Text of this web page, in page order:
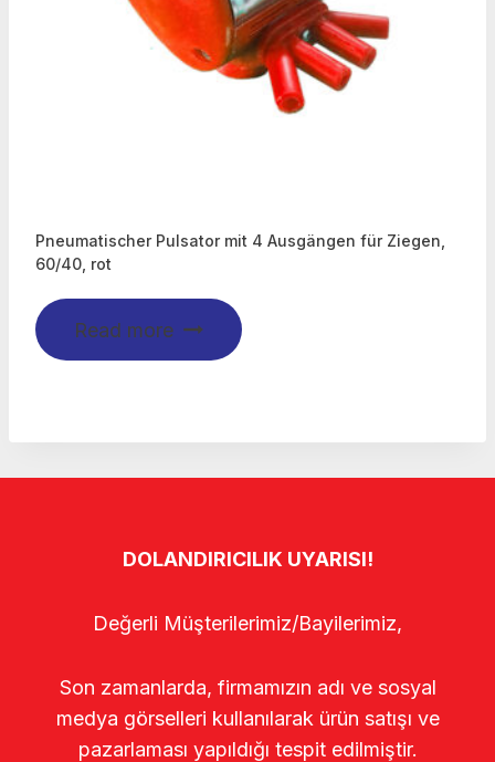
Pneumatischer Pulsator mit 4 Ausgängen für Ziegen,
60/40, rot
Read more
DOLANDIRICILIK UYARISI!
Değerli Müşterilerimiz/Bayilerimiz,
Son zamanlarda, firmamızın adı ve sosyal
medya görselleri kullanılarak ürün satışı ve
pazarlaması yapıldığı tespit edilmiştir.